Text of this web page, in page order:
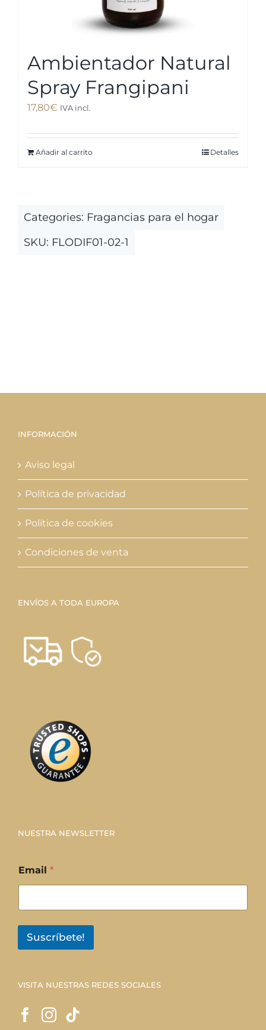
Ambientador Natural
Spray Frangipani
17,80€ IVA incl.
Añadir al carrito Detalles
Categories: Fragancias para el hogar
SKU: FLODIF01-02-1
INFORMACIÓN
Aviso legal
Política de privacidad
Política de cookies
Condiciones de venta
ENVÍOS A TODA EUROPA
NUESTRA NEWSLETTER
Email *
Suscríbete!
VISITA NUESTRAS REDES SOCIALES